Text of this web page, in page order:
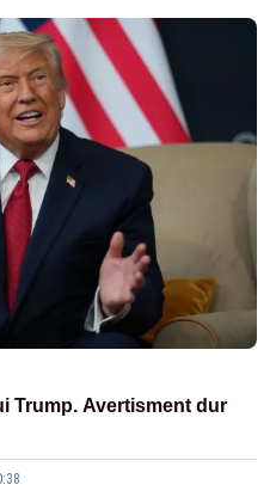
Trump. Avertisment dur